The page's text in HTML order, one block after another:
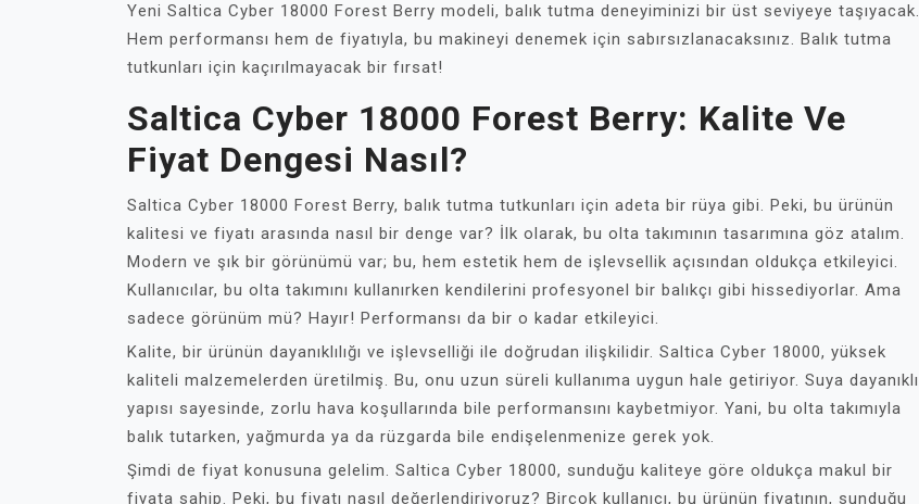
Yeni Saltica Cyber 18000 Forest Berry modeli, balık tutma deneyiminizi bir üst seviyeye taşıyacak.
Hem performansı hem de fiyatıyla, bu makineyi denemek için sabırsızlanacaksınız. Balık tutma
tutkunları için kaçırılmayacak bir fırsat!
Saltica Cyber 18000 Forest Berry: Kalite Ve
Fiyat Dengesi Nasıl?
Saltica Cyber 18000 Forest Berry, balık tutma tutkunları için adeta bir rüya gibi. Peki, bu ürünün
kalitesi ve fiyatı arasında nasıl bir denge var? İlk olarak, bu olta takımının tasarımına göz atalım.
Modern ve şık bir görünümü var; bu, hem estetik hem de işlevsellik açısından oldukça etkileyici.
Kullanıcılar, bu olta takımını kullanırken kendilerini profesyonel bir balıkçı gibi hissediyorlar. Ama
sadece görünüm mü? Hayır! Performansı da bir o kadar etkileyici.
Kalite, bir ürünün dayanıklılığı ve işlevselliği ile doğrudan ilişkilidir. Saltica Cyber 18000, yüksek
kaliteli malzemelerden üretilmiş. Bu, onu uzun süreli kullanıma uygun hale getiriyor. Suya dayanıklı
yapısı sayesinde, zorlu hava koşullarında bile performansını kaybetmiyor. Yani, bu olta takımıyla
balık tutarken, yağmurda ya da rüzgarda bile endişelenmenize gerek yok.
Şimdi de fiyat konusuna gelelim. Saltica Cyber 18000, sunduğu kaliteye göre oldukça makul bir
fiyata sahip. Peki, bu fiyatı nasıl değerlendiriyoruz? Birçok kullanıcı, bu ürünün fiyatının, sunduğu